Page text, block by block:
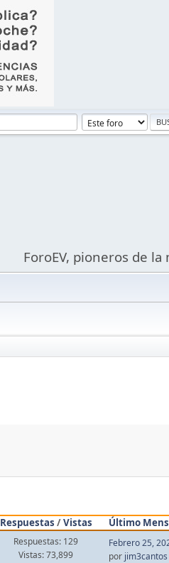
ForoEV, pioneros de
Respuestas /Vistas
Último
Respuestas: 129
Vistas: 73,899
Febrero 25,
por jim3cantos